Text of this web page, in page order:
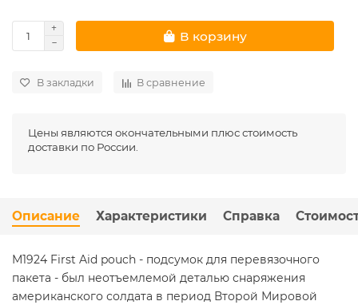
В корзину
В закладки В сравнение
Цены являются окончательными плюс стоимость
доставки по России.
Описание Характеристики Справка
М1924 First Aid pouch - подсумок для перевязочного
пакета - был неотъемлемой деталью снаряжения
американского солдата в период Второй Мировой